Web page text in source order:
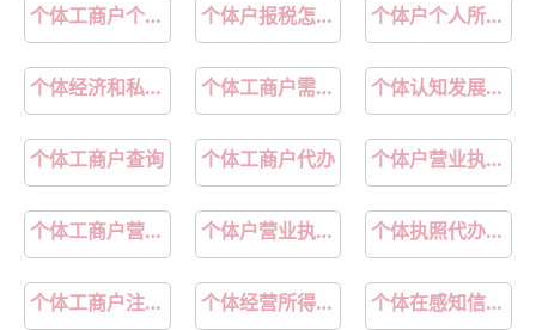
个体工商户个人所得税怎么申报 个体户报税怎么操作流程 个体户个人所得税怎么计算
个体经济和私营经济的区别 个体工商户需要缴纳哪些税 个体认知发展中最早发生也是最早成熟的心理过程是
个体工商户查询 个体工商户代办 个体户营业执照年报入口
个体工商户营业执照线上申请 个体户营业执照代办理西安 个体执照代办多少钱
个体工商户注册代办西安 个体经营所得税核定征收2024 个体在感知信息后会形成心理表征